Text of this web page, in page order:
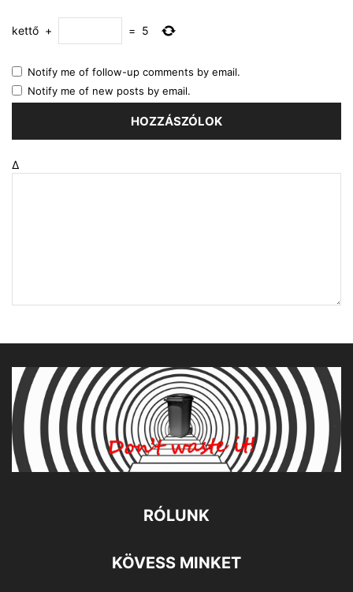
kettő + = 5
Notify me of follow-up comments by email.
Notify me of new posts by email.
Δ
RÓLUNK
KÖVESS MINKET